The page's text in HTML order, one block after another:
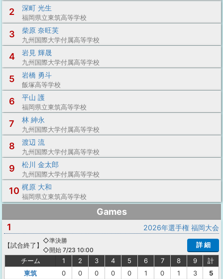
2 深町 光生
福岡県立東筑高等学校
3 柴原 奈旺芙
九州国際大学付属高等学校
4 岩見 輝晟
九州国際大学付属高等学校
5 岩橋 勇斗
飯塚高等学校
6 平山 護
福岡県立東筑高等学校
7 林 紳永
九州国際大学付属高等学校
8 渡辺 流
九州国際大学付属高等学校
9 松川 金太郎
九州国際大学付属高等学校
10 梶原 大和
福岡県立東筑高等学校
Games
1
2026年選手権 福岡大会
【試合終了 】
◇準決勝
◇開始 7/23 10:00
詳 細
チーム 1 2 3 4 5 6 7 8 9
計
東筑
0 0 0 0 0 1 0 1 3
5